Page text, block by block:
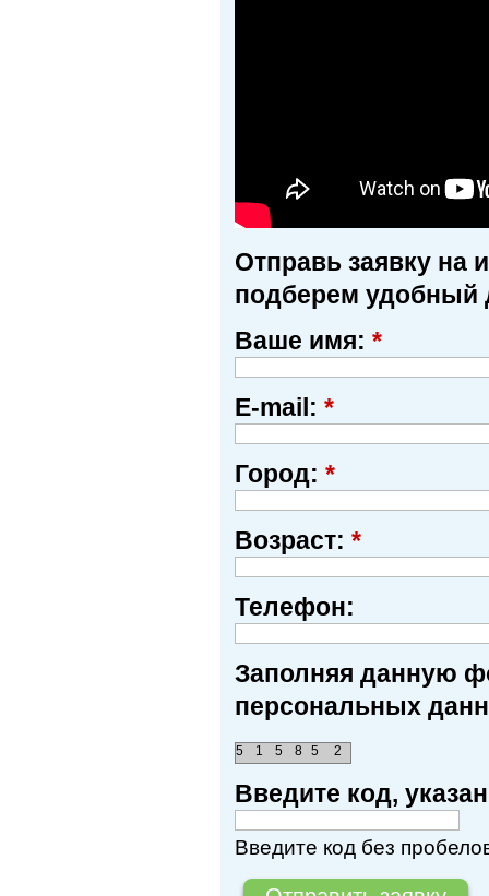
Отправь заявку на
подберем удобный
Ваше имя: *
E-mail: *
Город: *
Возраст: *
Телефон:
Заполняя данную
персональных
2
8 5
5
1
5
Введите код,
Введите код без